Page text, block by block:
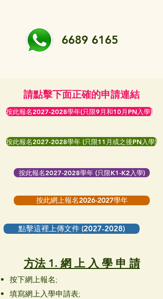
6689 6165
請點擊下面正確的申請連結
按此報名2027-2028學年(只限9月和10月PN入學)
按此報名2027-2028學年 (只限11月或之後PN入學)
按此報名2027-2028學年 (只限K1-K2入學)
按此網上報名2026-2027學年
點擊這裡上傳文件 (2027-2028)
方法 1. 網 上 入 學 申 請
按下網上報名;
填寫網上入學申請表;